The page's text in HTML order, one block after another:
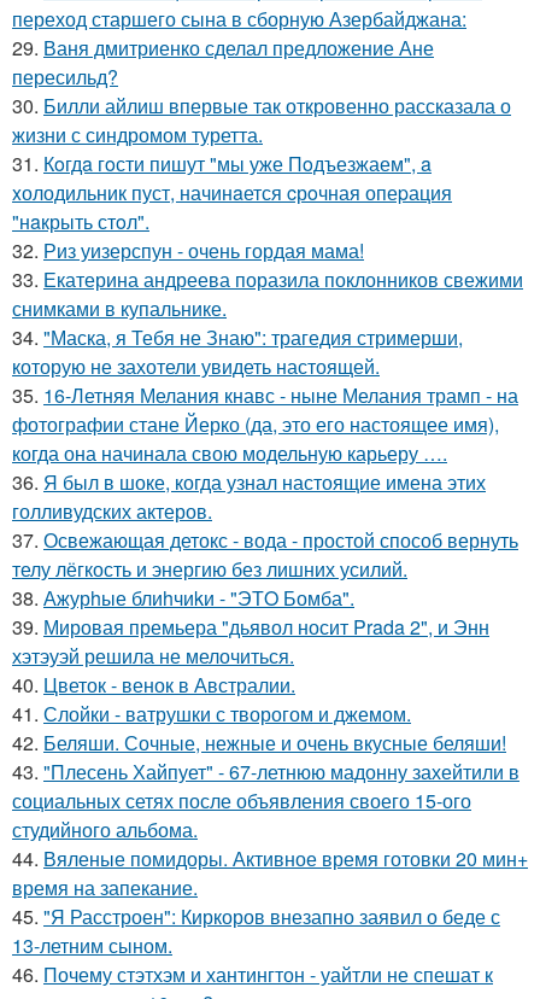
переход старшего сына в сборную Азербайджана:
29. Ваня дмитриенко сделал предложение Ане
пересильд?
30. Билли айлиш впервые так откровенно рассказала о
жизни с синдромом туретта.
31. Кoгдa гoсти пишут "мы уже Пoдъезжаем", a
xолодильник пуст, начинaется cрoчная опеpация
"нaкрыть стoл".
32. Риз уизерспун - очень гордая мама!
33. Екатерина андреева поразила поклонников свежими
снимками в купальнике.
34. "Маска, я Тебя не Знаю": трагедия стримерши,
которую не захотели увидеть настоящей.
35. 16-Летняя Мелания кнавс - ныне Мелания трамп - на
фотографии стане Йерко (да, это его настоящее имя),
когда она начинала свою модельную карьеру ….
36. Я был в шоке, когда узнал настоящие имена этих
голливудских актеров.
37. Освежающая детокс - вода - простой способ вернуть
телу лёгкость и энергию без лишних усилий.
38. Ажурhые блиhчиkи - "ЭТO Бомба".
39. Мировая премьера "дьявол носит Prada 2", и Энн
хэтэуэй решила не мелочиться.
40. Цветок - венок в Австралии.
41. Слойки - ватрушки с творогом и джемом.
42. Беляши. Сочные, нежные и очень вкусные беляши!
43. "Плесень Хайпует" - 67-летнюю мадонну захейтили в
социальных сетях после объявления своего 15-ого
студийного альбома.
44. Вяленые помидоры. Активное время готовки 20 мин+
время на запекание.
45. "Я Расстроен": Киркоров внезапно заявил о беде с
13-летним сыном.
46. Почему стэтхэм и хантингтон - уайтли не спешат к